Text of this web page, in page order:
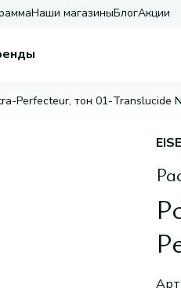
Наши магазиныБлогАкции
Perfecteur, тон 01-Translucide